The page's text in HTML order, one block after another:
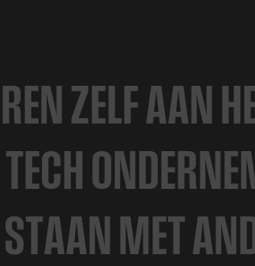
RENZELFAANH
TECHONDERNE
STAANMETAN